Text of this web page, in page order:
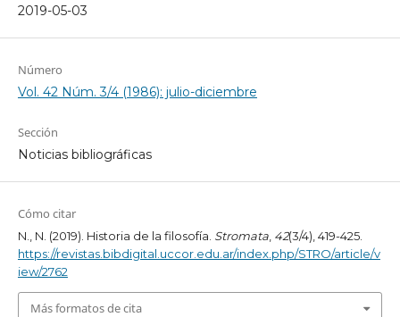
2019-05-03
Número
Vol. 42 Núm. 3/4 (1986): julio-diciembre
Sección
Noticias bibliográficas
Cómo citar
N., N. (2019). Historia de la filosofía. Stromata, 42(3/4), 419-425.
https://revistas.bibdigital.uccor.edu.ar/index.php/STRO/article/v
iew/2762
Más formatos de cita